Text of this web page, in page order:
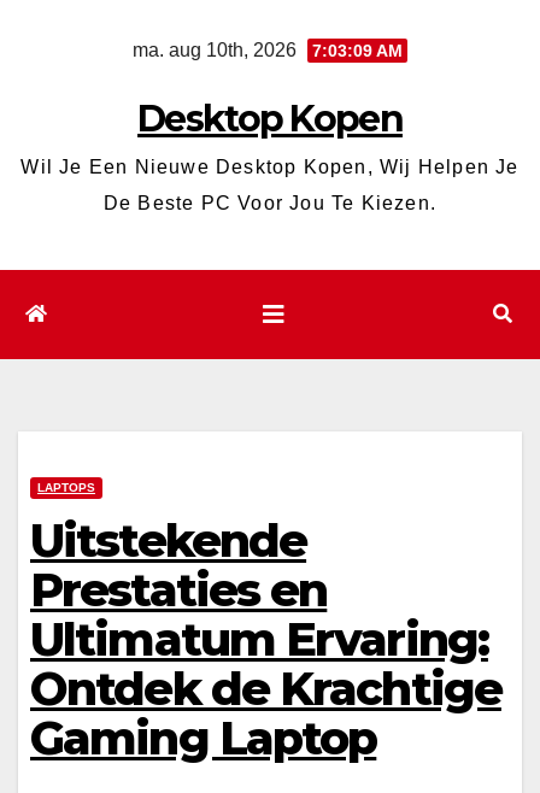
ma. aug 10th, 2026 7:03:11 AM
Desktop Kopen
Wil Je Een Nieuwe Desktop Kopen, Wij Helpen Je
De Beste PC Voor Jou Te Kiezen.
LAPTOPS
Uitstekende
Prestaties en
Ultimatum Ervaring:
Ontdek de Krachtige
Gaming Laptop